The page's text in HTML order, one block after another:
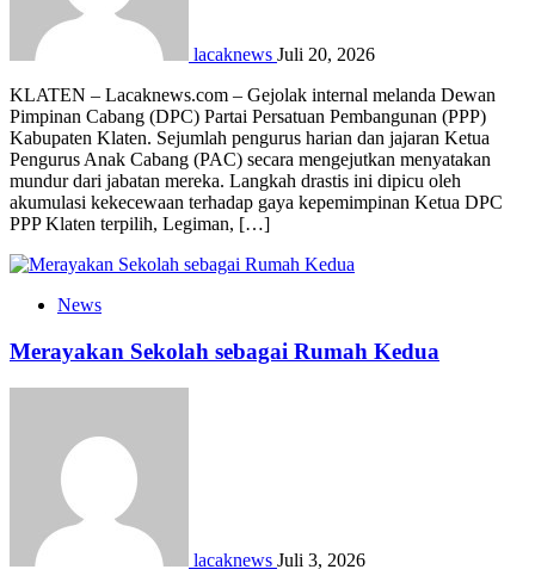
lacaknews Juli 20, 2026
KLATEN – Lacaknews.com – Gejolak internal melanda Dewan
Pimpinan Cabang (DPC) Partai Persatuan Pembangunan (PPP)
Kabupaten Klaten. Sejumlah pengurus harian dan jajaran Ketua
Pengurus Anak Cabang (PAC) secara mengejutkan menyatakan
mundur dari jabatan mereka. Langkah drastis ini dipicu oleh
akumulasi kekecewaan terhadap gaya kepemimpinan Ketua DPC
PPP Klaten terpilih, Legiman, […]
News
Merayakan Sekolah sebagai Rumah Kedua
lacaknews Juli 3, 2026